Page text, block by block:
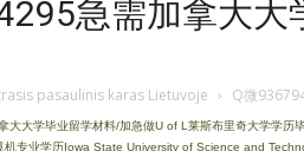
急需加拿大
pasaulinis karas Lietuvoje › Q微
大大学毕业留学材料/加急做U of L莱斯布里奇大学学历
机专业学历Iowa State University of Science and